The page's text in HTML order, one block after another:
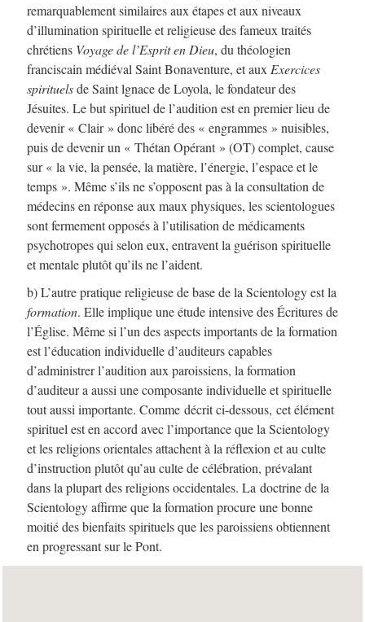
remarquablement similaires aux étapes et aux niveaux
d’illumination spirituelle et religieuse des fameux traités
chrétiens Voyage de l’Esprit en Dieu, du théologien
franciscain médiéval Saint Bonaventure, et aux Exercices
spirituelsde Saint lgnace de Loyola, le fondateur des
Jésuites. Le but spirituel de l’audition est en premier lieu de
devenir « Clair » donc libéré des « engrammes » nuisibles,
puis de devenir un « Thétan Opérant » (OT) complet, cause
sur « la vie, la pensée, la matière, l’énergie, l’espace et le
temps ». Même s’ils ne s’opposent pas à la consultation de
médecins en réponse aux maux physiques, les scientologues
sont fermement opposés à l’utilisation de médicaments
psychotropes qui selon eux, entravent la guérison spirituelle
et mentale plutôt qu’ils ne l’aident.
b) L’autre pratique religieuse de base de la Scientology est la
formation. Elle implique une étude intensive des Écritures de
l’Église. Même si l’un des aspects importants de la formation
est l’éducation individuelle d’auditeurs capables
d’administrer l’audition aux paroissiens, la formation
d’auditeur a aussi une composante individuelle et spirituelle
tout aussi importante. Comme décrit ci-dessous, cet élément
spirituel est en accord avec l’importance que la Scientology
et les religions orientales attachent à la réflexion et au culte
d’instruction plutôt qu’au culte de célébration, prévalant
dans la plupart des religions occidentales. La doctrine de la
Scientology affirme que la formation procure une bonne
moitié des bienfaits spirituels que les paroissiens obtiennent
en progressant sur le Pont.